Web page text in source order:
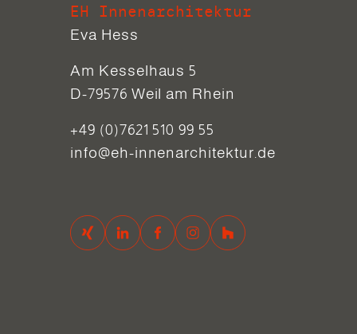
EH Innenarchitektur
Eva Hess
Am Kesselhaus 5
D-79576 Weil am Rhein
+49 (0)7621 510 99 55
info@eh-innenarchitektur.de